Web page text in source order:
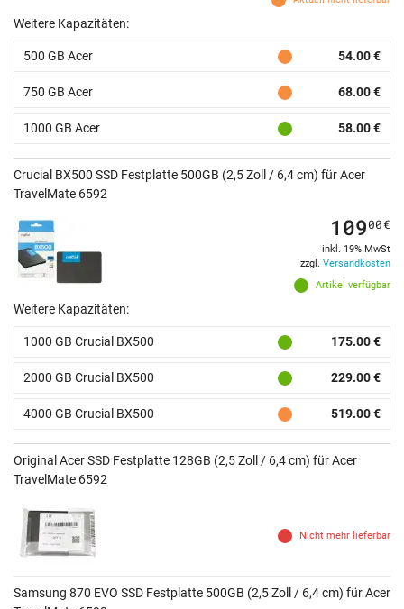
Weitere Kapazitäten:
500 GB Acer 54.00 €
750 GB Acer 68.00 €
1000 GB Acer 58.00 €
Crucial BX500 SSD Festplatte 500GB (2,5 Zoll / 6,4 cm) für Acer
TravelMate 6592
Artikel verfügbar
10900€
inkl. 19% MwSt
zzgl. Versandkosten
Weitere Kapazitäten:
1000 GB Crucial BX500 175.00 €
2000 GB Crucial BX500 229.00 €
4000 GB Crucial BX500 519.00 €
Original Acer SSD Festplatte 128GB (2,5 Zoll / 6,4 cm) für Acer
TravelMate 6592
Nicht mehr lieferbar
Samsung 870 EVO SSD Festplatte 500GB (2,5 Zoll / 6,4 cm) für Acer